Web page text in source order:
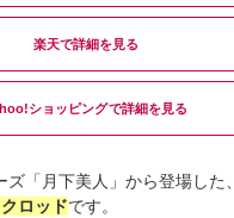
楽天
ショッピング
「月下美人」から登場した、
ロッドです。